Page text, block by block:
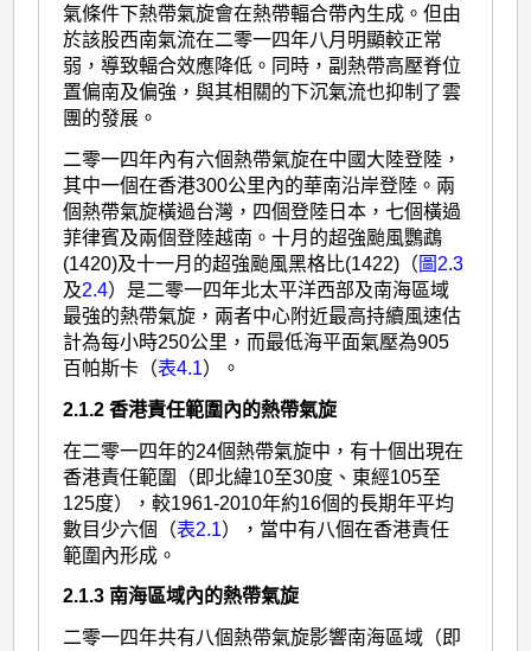
氣條件下熱帶氣旋會在熱帶輻合帶內生成。但由
於該股西南氣流在二零一四年八月明顯較正常
弱，導致輻合效應降低。同時，副熱帶高壓脊位
置偏南及偏強，與其相關的下沉氣流也抑制了雲
團的發展。
二零一四年內有六個熱帶氣旋在中國大陸登陸，
其中一個在香港300公里內的華南沿岸登陸。兩
個熱帶氣旋橫過台灣，四個登陸日本，七個橫過
菲律賓及兩個登陸越南。十月的超強颱風鸚鵡
(1420)及十一月的超強颱風黑格比(1422)（ 圖2.3
及2.4）是二零一四年北太平洋西部及南海區域
最強的熱帶氣旋，兩者中心附近最高持續風速估
計為每小時250公里，而最低海平面氣壓為905
百帕斯卡（表4.1）。
2.1.2 香港責任範圍內的熱帶氣旋
在二零一四年的24個熱帶氣旋中，有十個出現在
香港責任範圍（即北緯10至30度、東經105至
125度），較1961-2010年約16個的長期年平均
數目少六個（表2.1），當中有八個在香港責任
範圍內形成。
2.1.3 南海區域內的熱帶氣旋
二零一四年共有八個熱帶氣旋影響南海區域（即